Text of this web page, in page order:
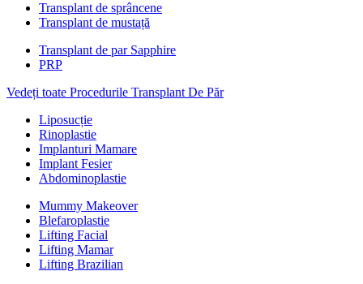
Transplant de sprâncene
Transplant de mustață
Transplant de par Sapphire
PRP
Vedeți toate Procedurile Transplant De Păr
Liposucție
Rinoplastie
Implanturi Mamare
Implant Fesier
Abdominoplastie
Mummy Makeover
Blefaroplastie
Lifting Facial
Lifting Mamar
Lifting Brazilian